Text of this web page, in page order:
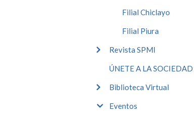
Filial Chiclayo
Filial Piura
Revista SPMI
ÚNETE A LA SOCIEDAD
Biblioteca Virtual
Eventos